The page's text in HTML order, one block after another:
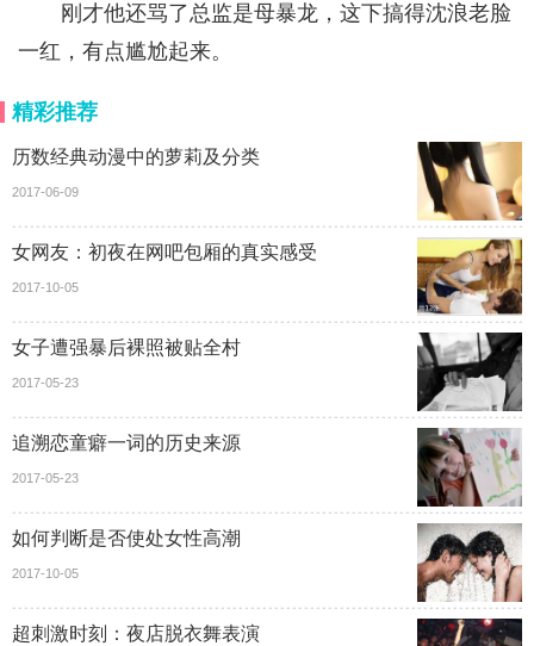
刚才他还骂了总监是母暴龙，这下搞得沈浪老脸
一红，有点尴尬起来。
精彩推荐
历数经典动漫中的萝莉及分类
2017-06-09
女网友：初夜在网吧包厢的真实感受
2017-10-05
女子遭强暴后裸照被贴全村
2017-05-23
追溯恋童癖一词的历史来源
2017-05-23
如何判断是否使处女性高潮
2017-10-05
超刺激时刻：夜店脱衣舞表演